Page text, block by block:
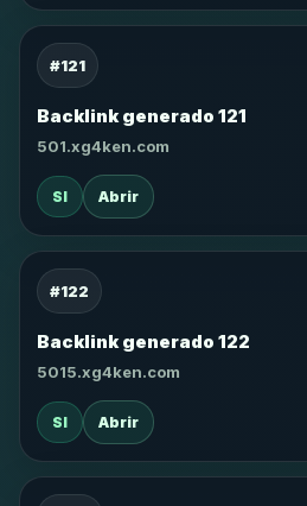
#121
Backlink generado 121
501.xg4ken.com
SI Abrir
#122
Backlink generado 122
5015.xg4ken.com
SI Abrir